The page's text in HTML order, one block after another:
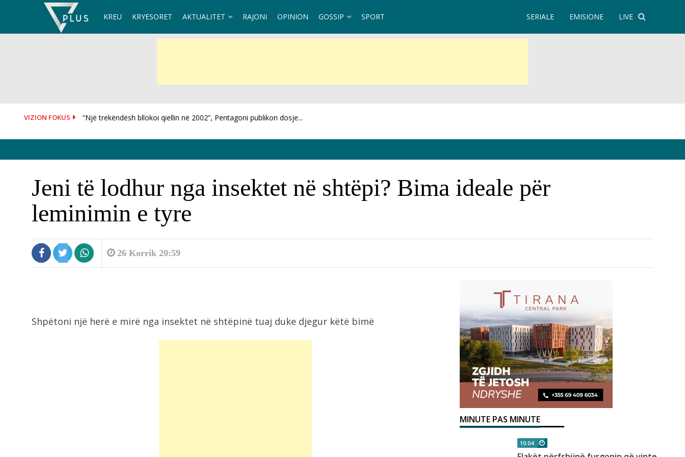
KREU KRYESORET AKTUALITET RAJONI OPINION GOSSIP SPORT LIVE
EMISIONE
SERIALE
VIZION FOKUS Dhjetëra sulme ruse në Ukrainë, dy të vdekur dhe...
Jeni të lodhur nga insektet në shtëpi? Bima ideale për
leminimin e tyre
26 Korrik 20:59
Shpëtoni një herë e mirë nga insektet në shtëpinë tuaj duke djegur këtë bimë
MINUTE PAS MINUTE
10:04